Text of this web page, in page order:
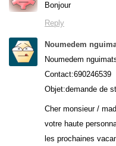
Bonjour
Reply
Noumedem
Noumedem
Contact:690246539
Objet:demande de
Cher monsieur /
votre haute
les prochaines